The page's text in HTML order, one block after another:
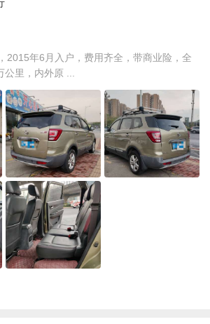
2015年6月入户，费用齐全，带商业险，全
公里，内外原 ...